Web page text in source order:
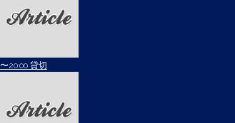
〜20:00 貸切